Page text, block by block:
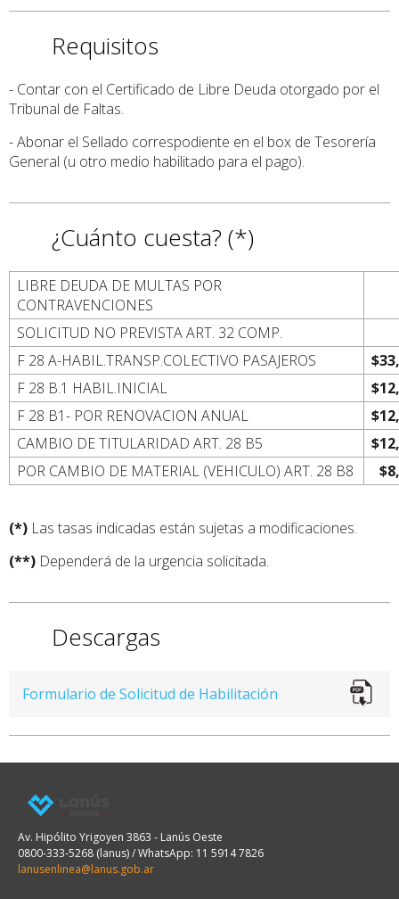
Requisitos
- Contar con el Certificado de Libre Deuda otorgado por el
Tribunal de Faltas.
- Abonar el Sellado correspodiente en el box de Tesorería
General (u otro medio habilitado para el pago).
¿Cuánto cuesta? (*)
LIBRE DEUDA DE MULTAS POR
CONTRAVENCIONES
SOLICITUD NO PREVISTA ART. 32 COMP.
F 28 A-HABIL.TRANSP.COLECTIVO PASAJEROS
F 28 B.1 HABIL.INICIAL
F 28 B1- POR RENOVACION ANUAL
CAMBIO DE TITULARIDAD ART. 28 B5
POR CAMBIO DE MATERIAL (VEHICULO) ART. 28 B8
(*) Las tasas indicadas están sujetas a modificaciones.
(**) Dependerá de la urgencia solicitada.
Descargas
Formulario de Solicitud de Habilitación
Av. Hipólito Yrigoyen 3863 - Lanús Oeste
0800-333-5268 (lanus) / WhatsApp: 11 5914 7826
lanusenlinea@lanus.gob.ar